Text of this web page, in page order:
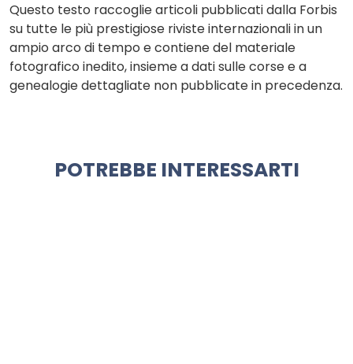
Questo testo raccoglie articoli pubblicati dalla Forbis
su tutte le più prestigiose riviste internazionali in un
ampio arco di tempo e contiene del materiale
fotografico inedito, insieme a dati sulle corse e a
genealogie dettagliate non pubblicate in precedenza.
POTREBBE INTERESSARTI